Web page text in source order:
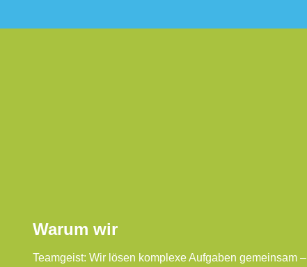
Warum wir
Teamgeist: Wir lösen komplexe Aufgaben gemeinsam –